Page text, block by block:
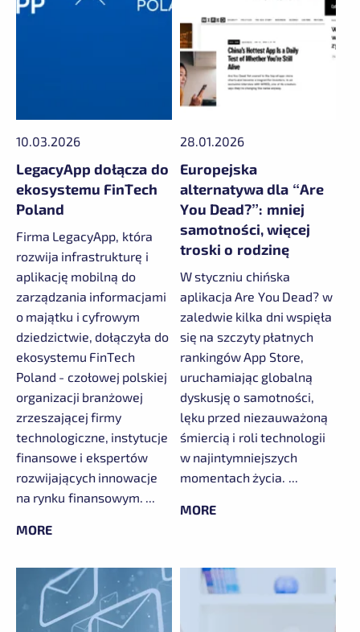
10.03.2026
LegacyApp dołącza do
ekosystemu FinTech
Poland
Firma LegacyApp, która
rozwija infrastrukturę i
aplikację mobilną do
zarządzania informacjami
o majątku i cyfrowym
dziedzictwie, dołączyła do
ekosystemu FinTech
Poland - czołowej polskiej
organizacji branżowej
zrzeszającej firmy
technologiczne, instytucje
finansowe i ekspertów
rozwijających innowacje
na rynku finansowym. ...
MORE
28.01.2026
Europejska
alternatywa dla “Are
You Dead?”: mniej
samotności, więcej
troski o rodzinę
W styczniu chińska
aplikacja Are You Dead? w
zaledwie kilka dni wspięła
się na szczyty płatnych
rankingów App Store,
uruchamiając globalną
dyskusję o samotności,
lęku przed niezauważoną
śmiercią i roli technologii
w najintymniejszych
momentach życia. ...
MORE